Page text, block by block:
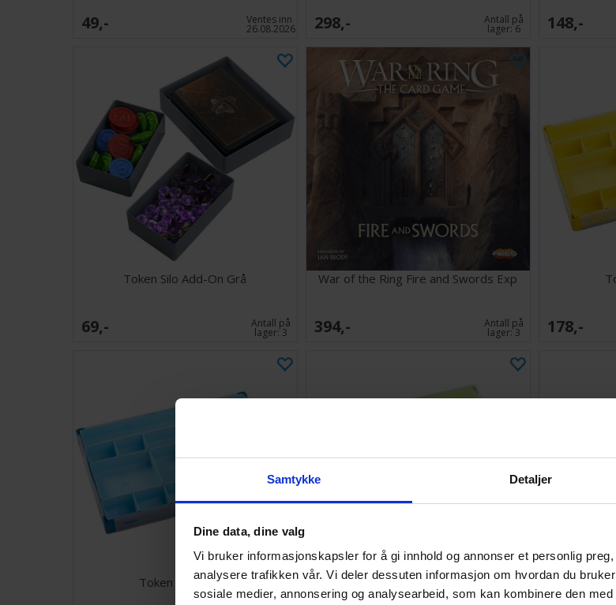
Samtykke Detaljer
Dine data, dine valg
Vi bruker informasjonskapsler for å gi innhold og annonser et personlig
analysere trafikken vår. Vi deler dessuten informasjon om hvordan du
sosiale medier, annonsering og analysearbeid, som kan kombinere den
49,- Ventes inn
26.08.2026 298,- Antall på
lager:6 148,-
Token Silo Add-On Grå
69,- Antall på
lager:3
War of the Ring Fire and Swords Exp
394,- Antall på
lager:3 178,-
Token Silo XL Blå Token Silo Grønn/Lime